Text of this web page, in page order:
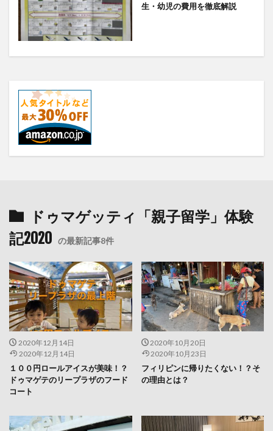
生・幼児の費用を徹底解説
ドゥマゲッティ「親子留学」体験
記2020 の最新記事8件
2020年12月14日
2020年12月14日
１００円ロールアイスが美味！？
ドゥマゲテのリープラザのフード
コート
2020年10月20日
2020年10月23日
フィリピンに帰りたくない！？そ
の理由とは？